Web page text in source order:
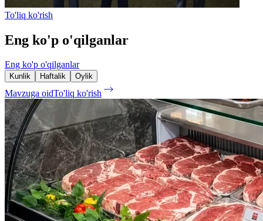
To'liq ko'rish
Eng ko'p o'qilganlar
Eng ko'p o'qilganlar
Kunlik Haftalik Oylik
Mavzuga oidTo'liq ko'rish